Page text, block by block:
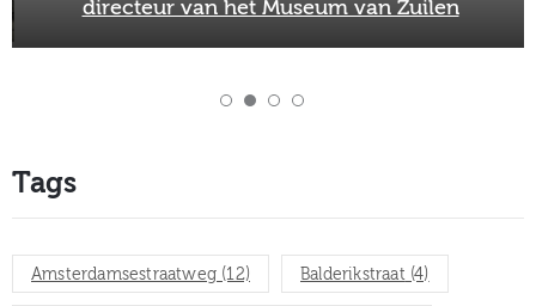
directeur van het Museum van Zuilen
Tags
Amsterdamsestraatweg (12) Balderikstraat(4)